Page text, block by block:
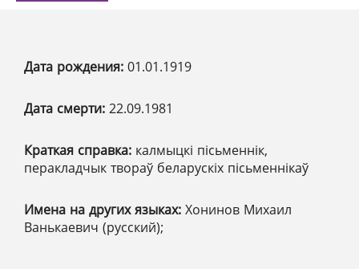
Дата рождения: 01.01.1919
Дата смерти: 22.09.1981
Краткая справка: калмыцкі пісьменнік,
перакладчык твораў беларускіх пісьменнікаў
Имена на других языках: Хонинов Михаил
Ванькаевич (русский);